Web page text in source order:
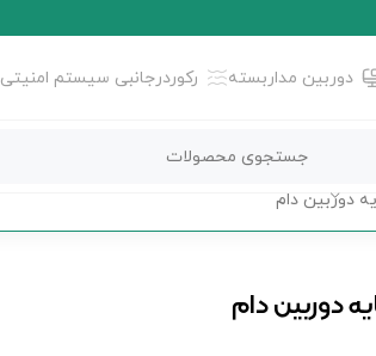
دوربین مداربسته رکوردرجانبی سیستم امنیتی
دوربین دام
دوربین دام